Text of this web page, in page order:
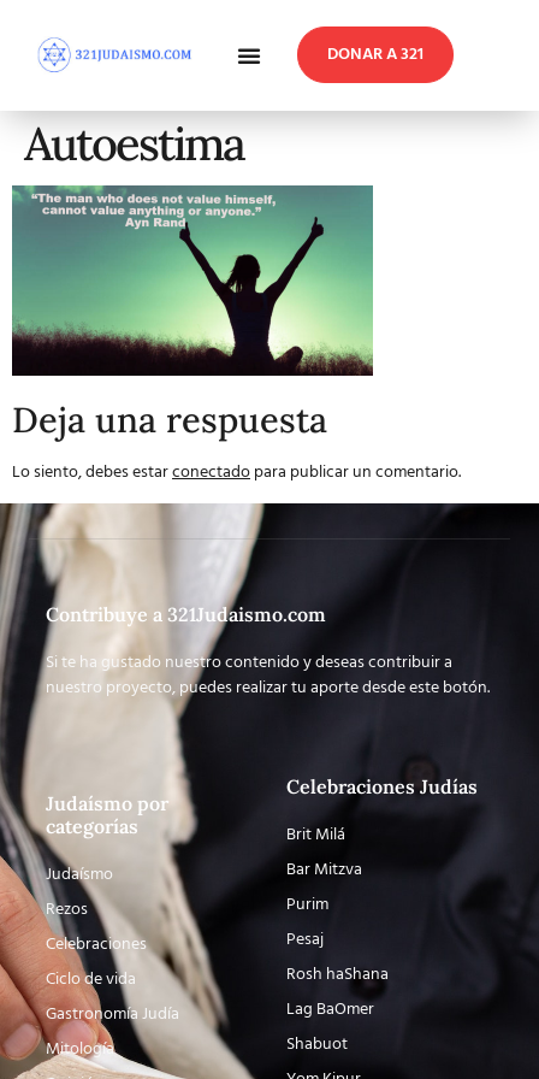
DONAR A 321
Autoestima
Deja una respuesta
Lo siento, debes estarconectadopara publicar un comentario.
Contribuye a 321Judaismo.com
Si te ha gustado nuestro contenido y deseas contribuir a
nuestro proyecto, puedes realizar tu aporte desde este botón.
Judaísmo por
categorías
Judaísmo
Rezos
Celebraciones
Ciclo de vida
Gastronomía Judía
Mitología
Celebraciones Judías
Brit Milá
Bar Mitzva
Purim
Pesaj
Rosh haShana
Lag BaOmer
Shabuot